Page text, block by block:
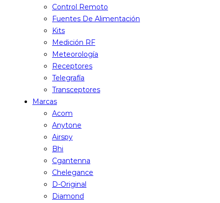
Control Remoto
Fuentes De Alimentación
Kits
Medición RF
Meteorología
Receptores
Telegrafía
Transceptores
Marcas
Acom
Anytone
Airspy
Bhi
Cgantenna
Chelegance
D-Original
Diamond